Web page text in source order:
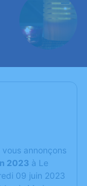
annonçons
2023 à Le
09 juin 2023